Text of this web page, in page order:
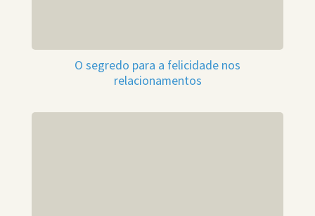
O segredo para a felicidade nos
relacionamentos